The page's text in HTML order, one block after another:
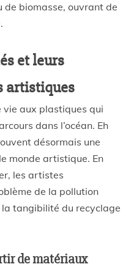
biomasse, ouvrant de
et leurs
artistiques
vie aux plastiques qui
dans l’océan. Eh
désormais une
monde artistique. En
les artistes
de la pollution
tangibilité du recyclage
de matériaux